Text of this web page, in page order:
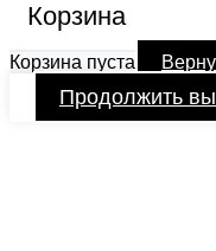
Корзина
Корзина пуста
Продолжить